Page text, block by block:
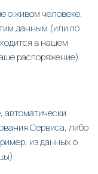
о живом человеке,
данным (или по
в нашем
распоряжение).
автоматически
Сервиса, либо
из данных о